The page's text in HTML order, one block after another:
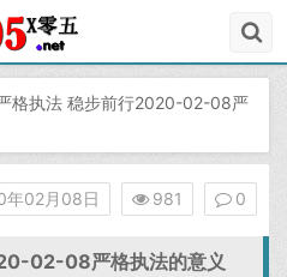
格执法 稳步前行2020-02-08严
年02月08日 981 0
02-08严格执法的意义